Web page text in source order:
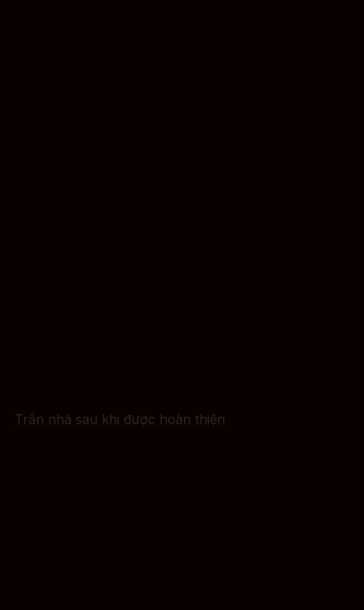
Trần nhà sau khi được hoàn thiện